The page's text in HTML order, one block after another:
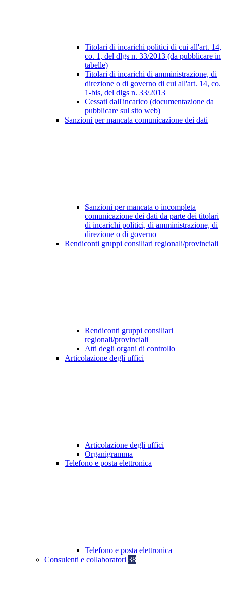
Titolari di incarichi politici di cui all'art. 14,
co. 1, del dlgs n. 33/2013 (da pubblicare in
tabelle)
Titolari di incarichi di amministrazione, di
direzione o di governo di cui all'art. 14, co.
1-bis, del dlgs n. 33/2013
Cessati dall'incarico (documentazione da
pubblicare sul sito web)
Sanzioni per mancata comunicazione dei dati
Sanzioni per mancata o incompleta
comunicazione dei dati da parte dei titolari
di incarichi politici, di amministrazione, di
direzione o di governo
Rendiconti gruppi consiliari regionali/provinciali
Rendiconti gruppi consiliari
regionali/provinciali
Atti degli organi di controllo
Articolazione degli uffici
Articolazione degli uffici
Organigramma
Telefono e posta elettronica
Telefono e posta elettronica
Consulenti e collaboratori 38